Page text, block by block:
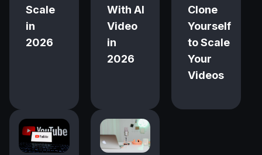
Scale
in
2026
With AI
Video
in
2026
Clone
Yourself
to Scale
Your
Videos